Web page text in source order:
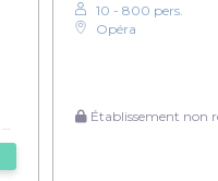
10 - 800 pers.
Opéra
Établissement non